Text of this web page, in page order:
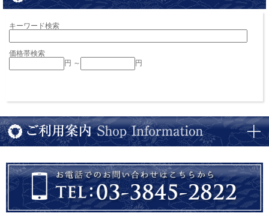
キーワード検索
価格帯検索
円 ～
円